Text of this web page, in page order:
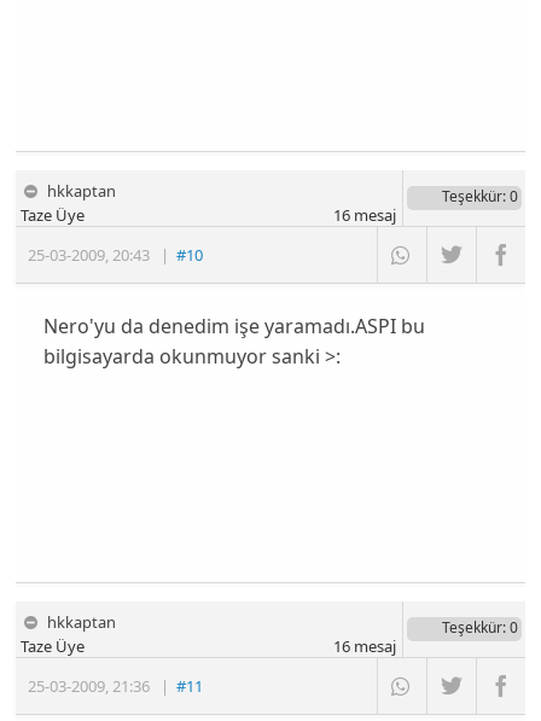
hkkaptan
25-03-2009,20:43 |#10
Taze Üye
Teşekkür: 0
16mesaj
Nero'yu da denedim işe yaramadı.ASPI bu
bilgisayarda okunmuyor sanki >:
hkkaptan
25-03-2009,21:36 |#11
Taze Üye
Teşekkür: 0
16mesaj